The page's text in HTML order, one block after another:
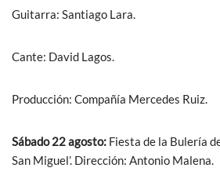
Guitarra: Santiago Lara.
Cante: David Lagos.
Producción: Compañía Mercedes Ruiz.
Sábado 22 agosto: Fiesta de la Bulería
San Miguel’. Dirección: Antonio Malena.